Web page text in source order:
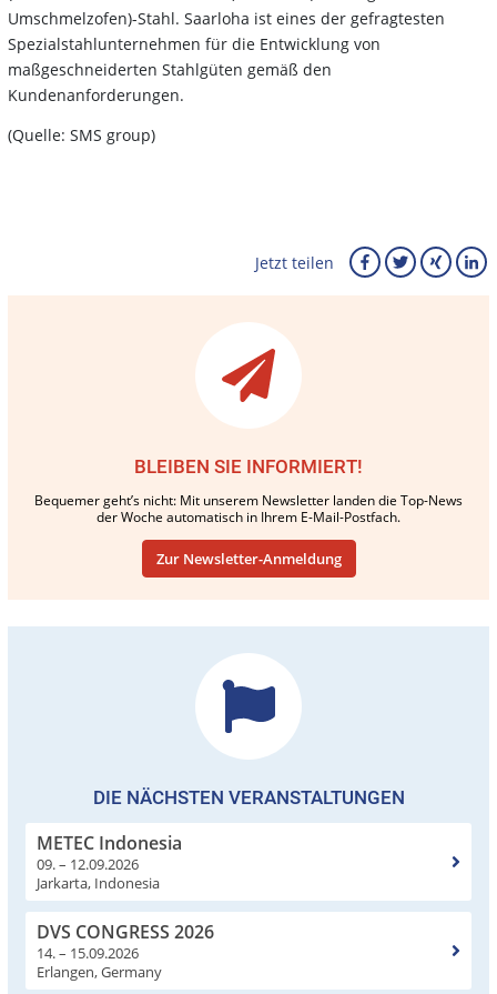
Umschmelzofen)-Stahl. Saarloha ist eines der gefragtesten
Spezialstahlunternehmen für die Entwicklung von
maßgeschneiderten Stahlgüten gemäß den
Kundenanforderungen.
(Quelle: SMS group)
Jetzt teilen
BLEIBEN SIE INFORMIERT!
Bequemer geht’s nicht: Mit unserem Newsletter landen die Top-News
der Woche automatisch in Ihrem E-Mail-Postfach.
Zur Newsletter-Anmeldung
DIE NÄCHSTEN VERANSTALTUNGEN
METEC Indonesia
09. – 12.09.2026
Jarkarta, Indonesia
DVS CONGRESS 2026
14. – 15.09.2026
Erlangen, Germany